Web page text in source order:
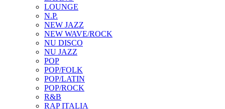
LOUNGE
N.P.
NEW JAZZ
NEW WAVE/ROCK
NU DISCO
NU JAZZ
POP
POP/FOLK
POP/LATIN
POP/ROCK
R&B
RAP ITALIA